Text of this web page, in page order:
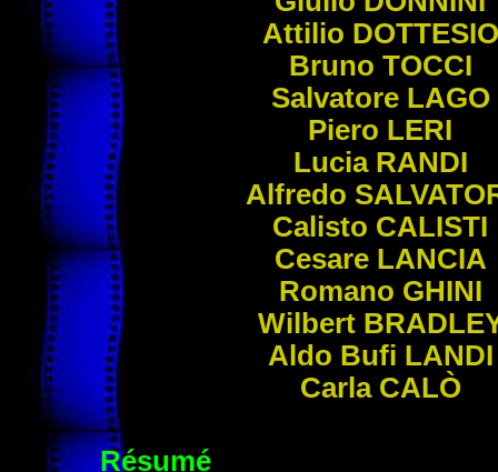
Attilio DOTTESIO
Bruno TOCCI
Salvatore LAGO
Piero LERI
Lucia RANDI
Alfredo
Calisto CALISTI
Cesare LANCIA
Romano GHINI
Wilbert
Aldo Bufi LANDI
Carla CALÒ
Résumé